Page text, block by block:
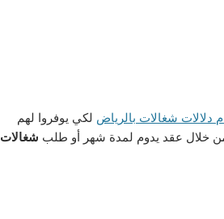
دلالات شغالات بالرياض لكي يوفروا لهم
من خلال عقد يدوم لمدة شهر أو طلب شغالات